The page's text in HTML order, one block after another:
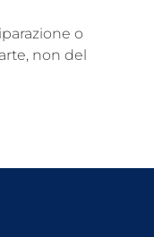
o
non del